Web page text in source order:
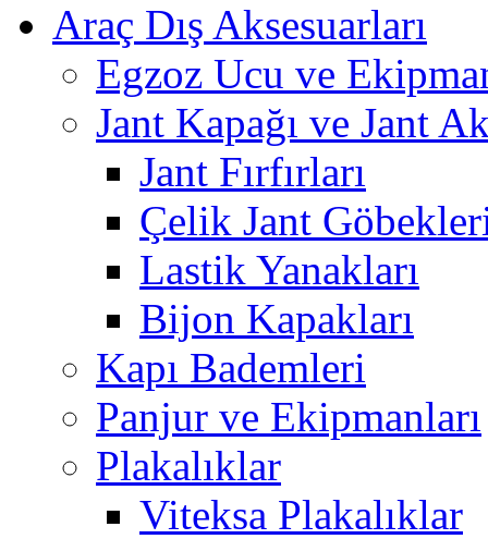
Araç Dış Aksesuarları
Egzoz Ucu ve
Jant Kapağı ve Jant
Jant Fırfırları
Çelik Jant
Lastik Yanakları
Bijon Kapakları
Kapı Bademleri
Panjur ve Ekipmanları
Plakalıklar
Viteksa Plakalıklar